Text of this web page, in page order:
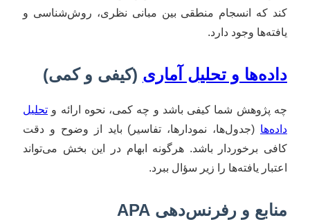
کند که انسجام منطقی بین مبانی نظری، روش‌شناسی و
یافته‌ها وجود دارد.
داده‌ها و تحلیل آماری (کیفی و کمی)
چه پژوهش شما کیفی باشد و چه کمی، نحوه ارائه و تحلیل
داده‌ها (جدول‌ها، نمودارها، تفاسیر) باید از وضوح و دقت
کافی برخوردار باشد. هرگونه ابهام در این بخش می‌تواند
اعتبار یافته‌ها را زیر سؤال ببرد.
منابع و رفرنس‌دهی APA